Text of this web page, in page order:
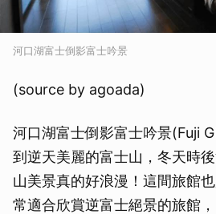
河口湖富士倒影富士吟景
(source by agoada)
河口湖富士倒影富士吟景(Fuji
到逆天美麗的富士山，冬天時
山美景真的好浪漫！這間旅館
常適合欣賞逆富士絕景的旅館